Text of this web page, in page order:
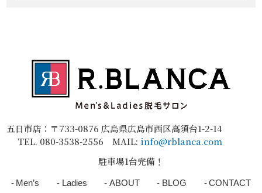
五日市店：〒733-0876 広島県広島市西区高須台1-2-14
TEL. 080-3538-2556 MAIL: info@rblanca.com
駐車場1台完備！
Men’s Ladies ABOUT BLOG CONTACT